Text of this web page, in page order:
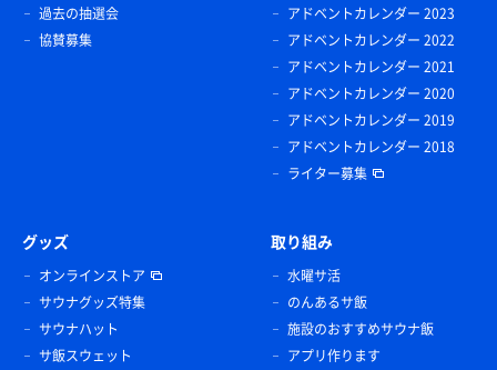
過去の抽選会
協賛募集
アドベントカレンダー 2023
アドベントカレンダー 2022
アドベントカレンダー 2021
アドベントカレンダー 2020
アドベントカレンダー 2019
アドベントカレンダー 2018
ライター募集
グッズ
オンラインストア
サウナグッズ特集
サウナハット
サ飯スウェット
取り組み
水曜サ活
のんあるサ飯
施設のおすすめサウナ飯
アプリ作ります